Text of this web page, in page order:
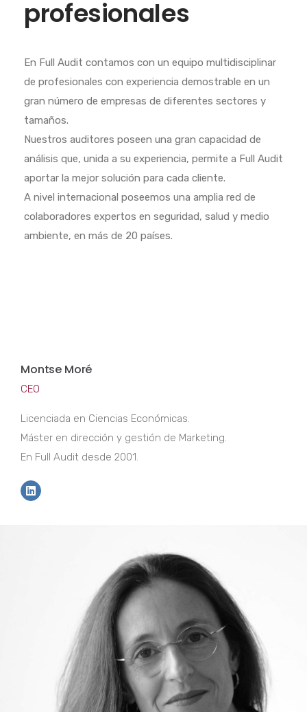
profesionales
En Full Audit contamos con un equipo multidisciplinar
de profesionales con experiencia demostrable en un
gran número de empresas de diferentes sectores y
tamaños.
Nuestros auditores poseen una gran capacidad de
análisis que, unida a su experiencia, permite a Full Audit
aportar la mejor solución para cada cliente.
A nivel internacional poseemos una amplia red de
colaboradores expertos en seguridad, salud y medio
ambiente, en más de 20 países.
Montse Moré
CEO
Licenciada en Ciencias Económicas.
Máster en dirección y gestión de Marketing.
En Full Audit desde 2001.